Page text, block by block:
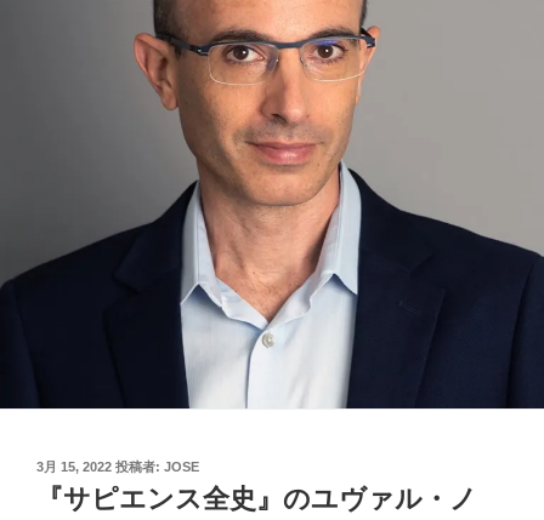
投
3月 15, 2022 投稿者: JOSE
『サピエンス全史』のユヴァル・ノ